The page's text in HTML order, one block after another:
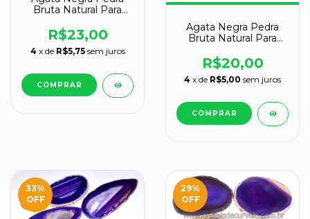
Bruta Natural Para
110926
R$23,00
4 x de R$5,75 sem juros
Agata Negra Pedra
Bruta Natural Para
128899
R$20,00
4 x de R$5,00 sem juros
33%
OFF
29%
OFF